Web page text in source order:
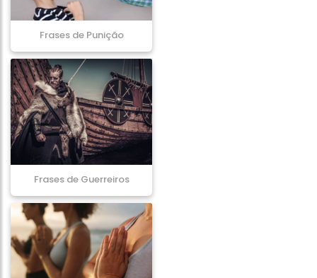
Frases de Punição
Frases de Guerreiros